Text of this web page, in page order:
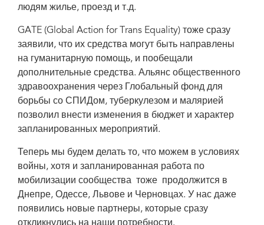
людям жилье, проезд и т.д.
GATE (Global Action for Trans Equality) тоже сразу
заявили, что их средства могут быть направлены
на гуманитарную помощь, и пообещали
дополнительные средства. Альянс общественного
здравоохранения через Глобальный фонд для
борьбы со СПИДом, туберкулезом и малярией
позволил внести изменения в бюджет и характер
запланированных мероприятий.
Теперь мы будем делать то, что можем в условиях
войны, хотя и запланированная работа по
мобилизации сообщества тоже продолжится в
Днепре, Одессе, Львове и Черновцах. У нас даже
появились новые партнеры, которые сразу